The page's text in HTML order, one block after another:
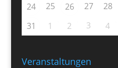
24
25 26 27 28
31
1 2 3 4
Veranstaltungen